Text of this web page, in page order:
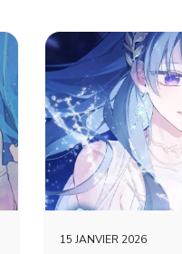
15 JANVIER 2026